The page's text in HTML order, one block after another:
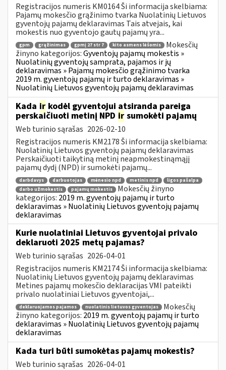
Registracijos numeris KM0164 Ši informacija skelbiama:
Pajamų mokesčio grąžinimo tvarka Nuolatinių Lietuvos
gyventojų pajamų deklaravimas Tais atvejais, kai
mokestis nuo gyventojo gautų pajamų yra...
gpm grąžinimas gpmį 27 str 7 kito asmens lėšomis
Mokesčių
žinyno kategorijos:Gyventojų pajamų mokestis »
Nuolatinių gyventojų samprata, pajamos ir jų
deklaravimas » Pajamų mokesčio grąžinimo tvarka
2019 m. gyventojų pajamų ir turto deklaravimas »
Nuolatinių Lietuvos gyventojų pajamų deklaravimas
Kada ir kodėl gyventojui atsiranda pareiga
perskaičiuoti metinį NPD ir sumokėti pajamų
Web turinio sąrašas 2026-02-10
Registracijos numeris KM2178 Ši informacija skelbiama:
Nuolatinių Lietuvos gyventojų pajamų deklaravimas
Perskaičiuoti taikytiną metinį neapmokestinąmąjį
pajamų dydį (NPD) ir sumokėti pajamų...
darbdavys darbuotojas mėnesio npd metinis npd
ligos pašalpa
darbo užmokestis
pajamų mokestis
Mokesčių žinyno
kategorijos: 2019 m. gyventojų pajamų ir turto
deklaravimas » Nuolatinių Lietuvos gyventojų pajamų
deklaravimas
Kurie nuolatiniai Lietuvos gyventojai privalo
deklaruoti 2025 metų pajamas?
Web turinio sąrašas 2026-04-01
Registracijos numeris KM2174 Ši informacija skelbiama:
Nuolatinių Lietuvos gyventojų pajamų deklaravimas
Metines pajamų mokesčio deklaracijas VMI pateikti
privalo nuolatiniai Lietuvos gyventojai,...
deklaruojamos pajamos nuolatinis lietuvos gyventojas
Mokesčių
žinyno kategorijos: 2019 m. gyventojų pajamų ir turto
deklaravimas » Nuolatinių Lietuvos gyventojų pajamų
deklaravimas
Kada turi būti sumokėtas pajamų mokestis?
Web turinio sąrašas 2026-04-01